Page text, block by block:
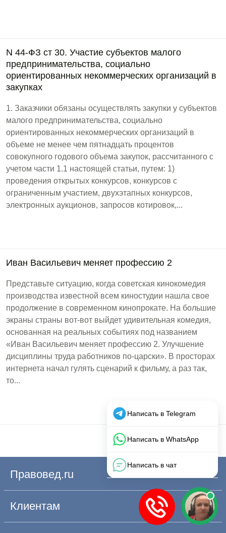
N 44-ФЗ ст 30. Участие субъектов малого
предпринимательства, социально
ориентированных некоммерческих организаций в
закупках
1. Заказчики обязаны осуществлять закупки у субъектов
малого предпринимательства, социально
ориентированных некоммерческих организаций в
объеме не менее чем пятнадцать процентов
совокупного годового объема закупок, рассчитанного с
учетом части 1.1 настоящей статьи, путем: 1)
проведения открытых конкурсов, конкурсов с
ограниченным участием, двухэтапных конкурсов,
электронных аукционов, запросов котировок,...
Иван Васильевич меняет профессию 2
Представьте ситуацию, когда советская кинокомедия
производства известной всем киностудии нашла свое
продолжение в современном кинопрокате. На большие
экраны страны вот-вот выйдет удивительная комедия,
основанная на реальных событиях под названием
«Иван Васильевич меняет профессию 2. Улучшение
дисциплины труда работников по-царски». В просторах
интернета начал гулять сценарий к фильму, а раз так,
то...
Правовед.ru
Клиентам